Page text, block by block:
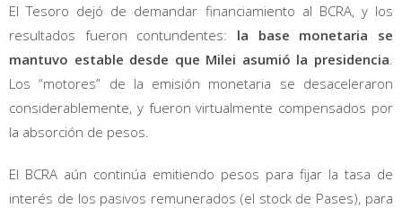
El Tesoro dejó de demandar financiamiento al BCRA, y los
resultados fueron contundentes: la base monetaria se
mantuvo estable desde que Milei asumió la presidencia
Los “motores” de la emisión monetaria se desaceleraron
considerablemente, y fueron virtualmente compensados por
la absorción de pesos.
El BCRA aún continúa emitiendo pesos para fijar la tasa de
interés de los pasivos remunerados (el stock de Pases), para